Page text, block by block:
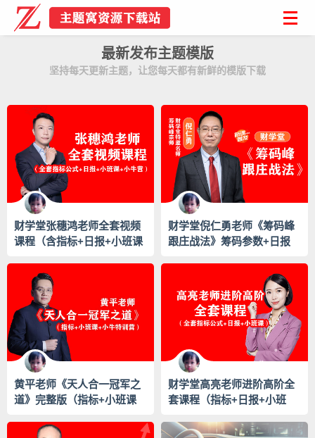
最新发布主题模版
坚持每天更新主题，让您每天都有新鲜的模版下载
财学堂张穗鸿老师全套视频
课程（含指标+日报+小班课
财学堂倪仁勇老师《筹码峰
跟庄战法》筹码参数+日报
黄平老师《天人合一冠军之
道》完整版（指标+小班课
财学堂高亮老师进阶高阶全
套课程（指标+日报+小班